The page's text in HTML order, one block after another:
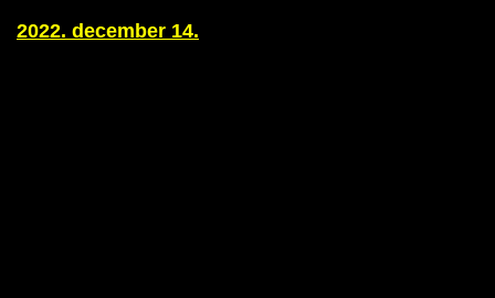
2022. december 14.